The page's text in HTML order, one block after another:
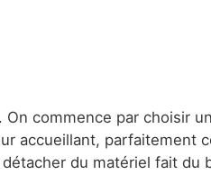
. On commence par choisir
accueillant, parfaitement
du matériel fait du